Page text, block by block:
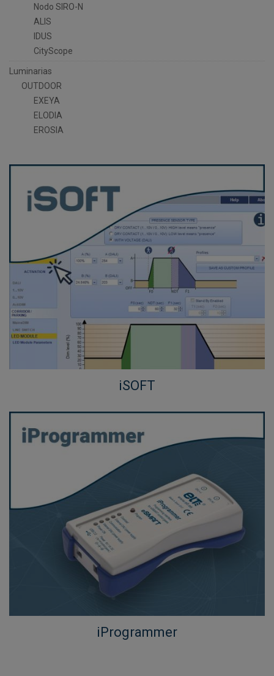
Nodo SIRO-N
ALIS
IDUS
CityScope
Luminarias
OUTDOOR
EXEYA
ELODIA
EROSIA
iSOFT
iProgrammer